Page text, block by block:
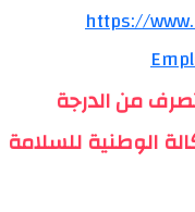
https://
من الدرجة
الوطنية للسلامة